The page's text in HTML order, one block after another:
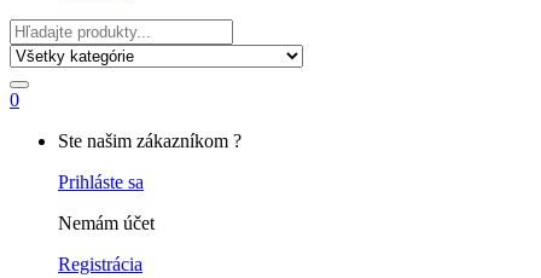
Hľadať
0
Ste našim zákazníkom ?
Prihláste sa
Nemám účet
Registrácia